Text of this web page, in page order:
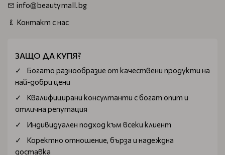
info@beautymall.bg
Контакт с нас
ЗАЩО ДА КУПЯ?
Богатo разнообразие от качествени продукти на
най-добри цени
Квалифицирани консултанти с богат опит и
отлична репутация
Индивидуален подход към всеки клиент
Коректно отношение, бърза и надеждна
доставка